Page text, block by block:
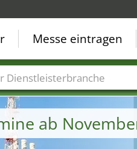
ab
Messe eintragen